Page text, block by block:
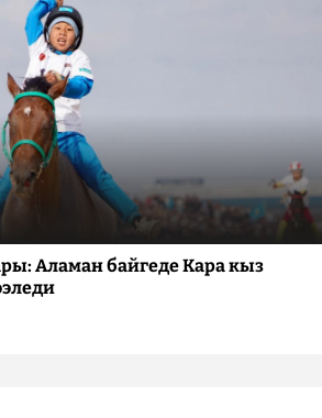
Аламан байгеде Кара кыз